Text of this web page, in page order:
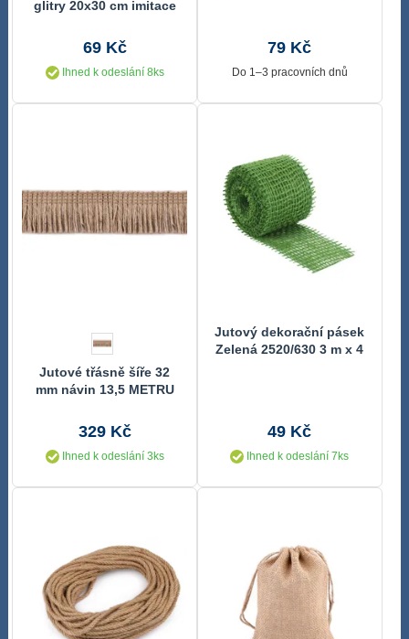
glitry 20x30 cm imitace
69 Kč
Ihned k odeslání 8ks
79 Kč
Do 1–3 pracovních dnů
Jutové třásně šíře 32
mm návin 13,5 METRU
329 Kč
Ihned k odeslání 3ks
Jutový dekorační pásek
Zelená 2520/630 3 m x 4
49 Kč
Ihned k odeslání 7ks